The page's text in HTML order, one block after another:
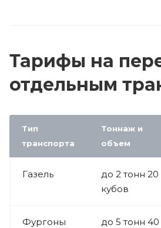
Тарифы на
отдельным
Тип
транспорта
Тоннаж и
объем
Газель
до 2 тонн 20
кубов
Фургоны
до 5 тонн 40